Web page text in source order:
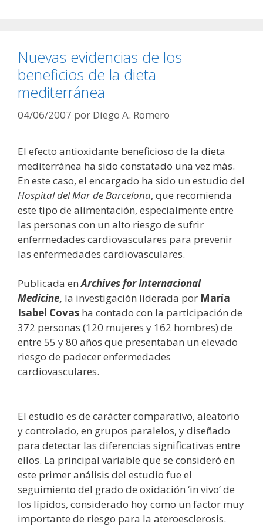
Nuevas evidencias de los
beneficios de la dieta
mediterránea
04/06/2007 por Diego A. Romero
El efecto antioxidante beneficioso de la dieta
mediterránea ha sido constatado una vez más.
En este caso, el encargado ha sido un estudio del
Hospital del Mar de Barcelona, que recomienda
este tipo de alimentación, especialmente entre
las personas con un alto riesgo de sufrir
enfermedades cardiovasculares para prevenir
las enfermedades cardiovasculares.
Publicada enArchives for Internacional
Medicine, la investigación liderada por María
Isabel Covas ha contado con la participación de
372 personas (120 mujeres y 162 hombres) de
entre 55 y 80 años que presentaban un elevado
riesgo de padecer enfermedades
cardiovasculares.
El estudio es de carácter comparativo, aleatorio
y controlado, en grupos paralelos, y diseñado
para detectar las diferencias significativas entre
ellos. La principal variable que se consideró en
este primer análisis del estudio fue el
seguimiento del grado de oxidación ‘in vivo’ de
los lípidos, considerado hoy como un factor muy
importante de riesgo para la ateroesclerosis.